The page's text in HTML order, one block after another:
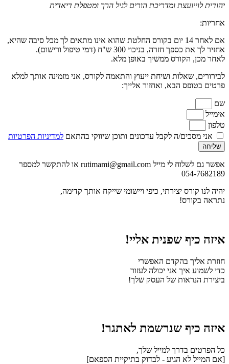
יהודית לוייועצת ומדריכת הורים לגיל הרך ומטפלת דיאדית
אחריות:
אם לאחר 14 יום בקורס החלטת שהוא אינו מתאים לך מכל סיבה שהיא,
אחזיר לך את כספך חזרה, בניכוי 300 ש"ח (דמי טיפול ורישום).
לאחר מכן, הקורס ממשיך באופן מלא.
לבירורים, שאלות ושיחת ייעוץ והתאמה לקורס, אני מזמינה אותך למלא
פרטים בטופס הבא, ואחזור אלייך:
שם
אימייל
טלפון
אני מסכים/ה לקבל עדכונים ותוכן שיווקי בהתאם למדיניות הפרטיות
שליחה
אפשר גם לשלוח לי מייל rutimami@gmail.com או להתקשר למספר
054-7682189
יהיה לנו קורס יצירתי, כיפי ויישומי שייקח אותך קדימה,
נתראה בקורס!
איזה כיף שפנית אליי!
חוזרת אליך בהקדם האפשרי
כדי לשמוע איך אני יכולה לעזור
ביצירת הנראות של העסק שלך!
איזה כיף שנרשמת לאתגר!
כל הפרטים בדרך למייל שלך,
[אם המייל לא הגיע - לבדוק בתיקיית הספאם]